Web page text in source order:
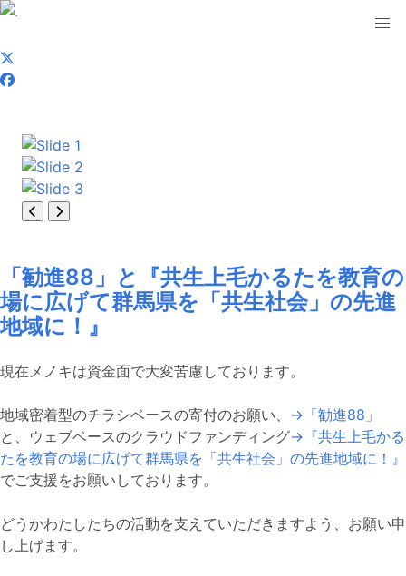
「勧進88」と『共生上毛かるたを教育の
場に広げて群馬県を「共生社会」の先進
地域に！』
現在メノキは資金面で大変苦慮しております。
地域密着型のチラシベースの寄付のお願い、 →「勧進88」
と、ウェブベースのクラウドファンディング→『共生上毛かる
たを教育の場に広げて群馬県を「共生社会」の先進地域に！』
でご支援をお願いしております。
どうかわたしたちの活動を支えていただきますよう、お願い申
し上げます。